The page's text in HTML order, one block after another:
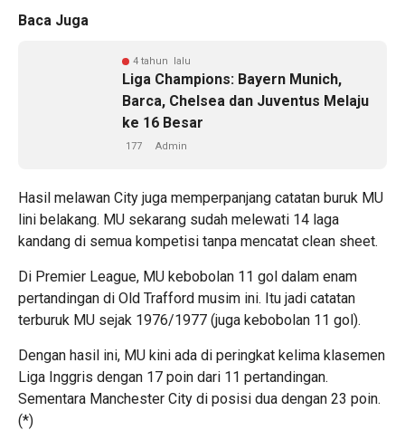
Baca Juga
4 tahun lalu
Liga Champions: Bayern Munich,
Barca, Chelsea dan Juventus Melaju
ke 16 Besar
177 Admin
Hasil melawan City juga memperpanjang catatan buruk MU
lini belakang. MU sekarang sudah melewati 14 laga
kandang di semua kompetisi tanpa mencatat clean sheet.
Di Premier League, MU kebobolan 11 gol dalam enam
pertandingan di Old Trafford musim ini. Itu jadi catatan
terburuk MU sejak 1976/1977 (juga kebobolan 11 gol).
Dengan hasil ini, MU kini ada di peringkat kelima klasemen
Liga Inggris dengan 17 poin dari 11 pertandingan.
Sementara Manchester City di posisi dua dengan 23 poin.
(*)